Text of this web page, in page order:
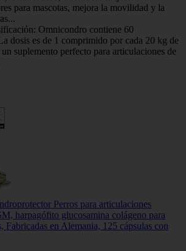
para mascotas, mejora la movilidad y la
Omnicondro contiene 60
dosis es de 1 comprimido por cada 20 kg de
suplemento perfecto para articulaciones de
Perros para articulaciones
harpagófito glucosamina colágeno para
Fabricadas en Alemania, 125 cápsulas con